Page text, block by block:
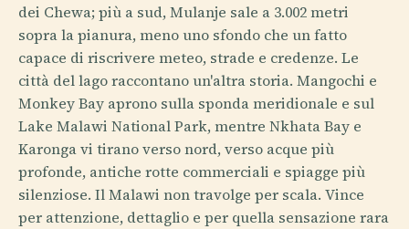
dei Chewa; più a sud, Mulanje sale a 3.002 metri
sopra la pianura, meno uno sfondo che un fatto
capace di riscrivere meteo, strade e credenze. Le
città del lago raccontano un'altra storia. Mangochi e
Monkey Bay aprono sulla sponda meridionale e sul
Lake Malawi National Park, mentre Nkhata Bay e
Karonga vi tirano verso nord, verso acque più
profonde, antiche rotte commerciali e spiagge più
silenziose. Il Malawi non travolge per scala. Vince
per attenzione, dettaglio e per quella sensazione rara